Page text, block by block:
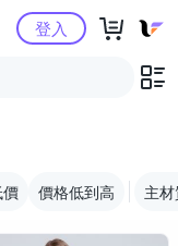
中心登入
價格低到高 主